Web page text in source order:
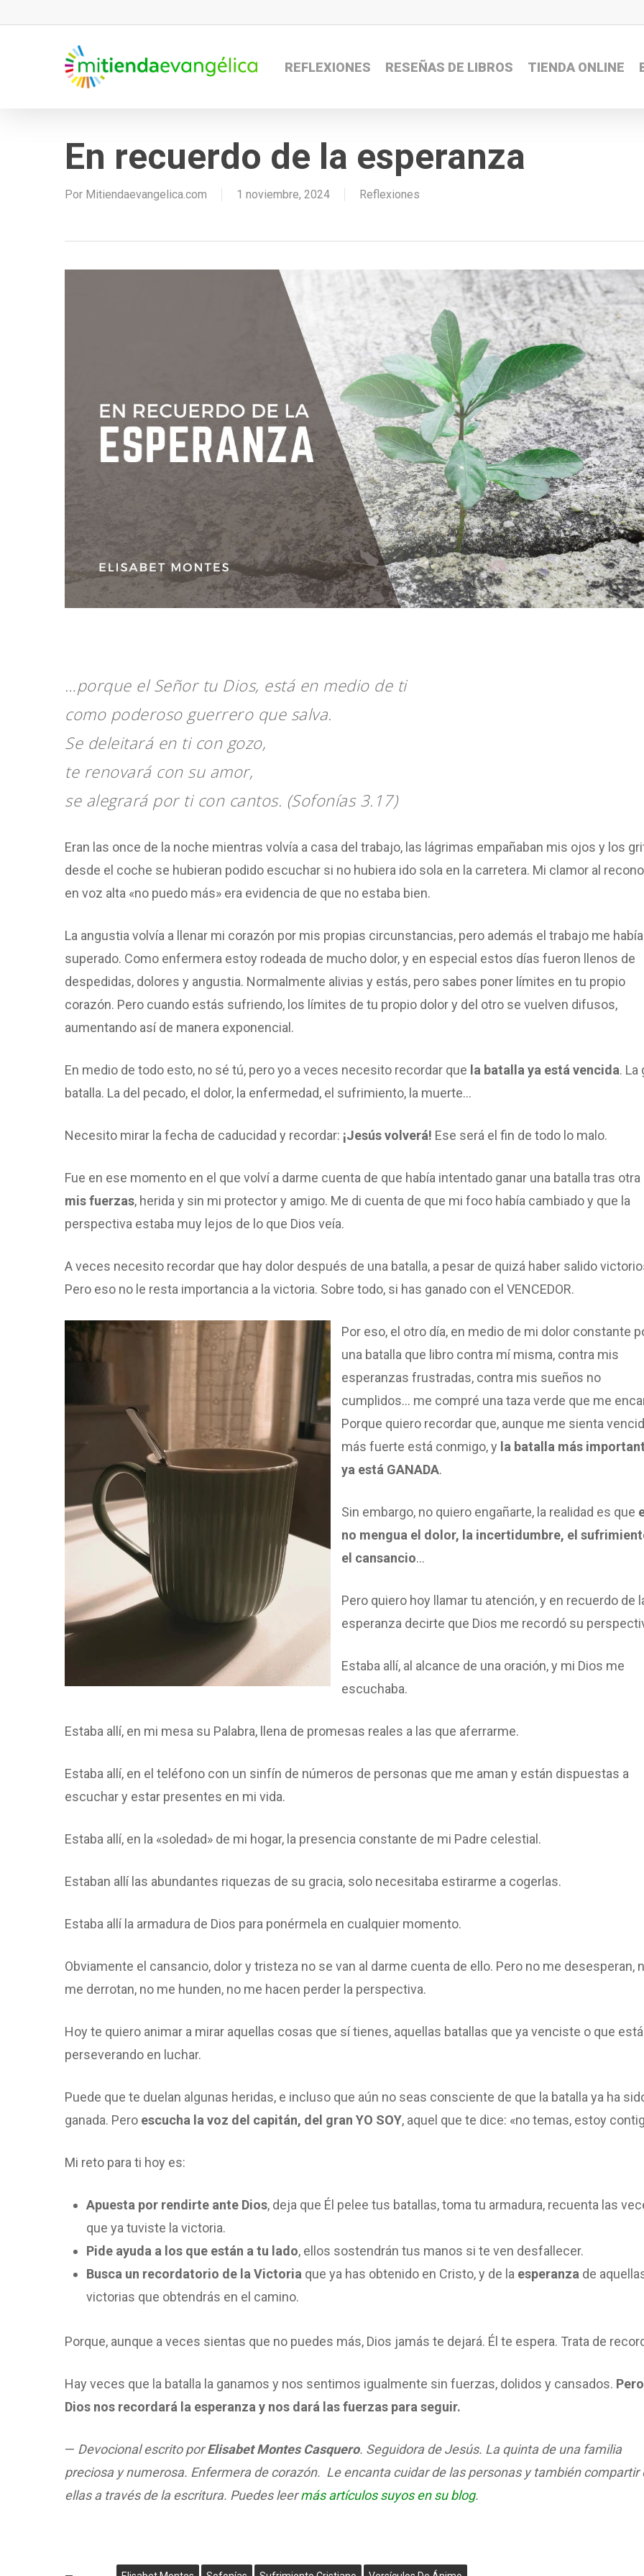
REFLEXIONES RESEÑAS DE LIBROS TIENDA ONLINE
En recuerdo de la esperanza
Por Mitiendaevangelica.com 1 noviembre, 2024 Reflexiones
…porque el Señor tu Dios, está en medio de ti
como poderoso guerrero que salva.
Se deleitará en ti con gozo,
te renovará con su amor,
se alegrará por ti con cantos. (Sofonías 3.17)
Eran las once de la noche mientras volvía a casa del trabajo, las lágrimas empañaban mis ojos y los
desde el coche se hubieran podido escuchar si no hubiera ido sola en la carretera. Mi clamor al
en voz alta «no puedo más» era evidencia de que no estaba bien.
La angustia volvía a llenar mi corazón por mis propias circunstancias, pero además el trabajo me había
superado. Como enfermera estoy rodeada de mucho dolor, y en especial estos días fueron llenos de
despedidas, dolores y angustia. Normalmente alivias y estás, pero sabes poner límites en tu propio
corazón. Pero cuando estás sufriendo, los límites de tu propio dolor y del otro se vuelven difusos,
aumentando así de manera exponencial.
En medio de todo esto, no sé tú, pero yo a veces necesito recordar que la batalla ya está vencida. La
batalla. La del pecado, el dolor, la enfermedad, el sufrimiento, la muerte…
Necesito mirar la fecha de caducidad y recordar: ¡Jesús volverá! Ese será el fin de todo lo malo.
Fue en ese momento en el que volví a darme cuenta de que había intentado ganar una batalla tras otra
mis fuerzas, herida y sin mi protector y amigo. Me di cuenta de que mi foco había cambiado y que la
perspectiva estaba muy lejos de lo que Dios veía.
A veces necesito recordar que hay dolor después de una batalla, a pesar de quizá haber salido
Pero eso no le resta importancia a la victoria. Sobre todo, si has ganado con el VENCEDOR.
Por eso, el otro día, en medio de mi dolor constante
una batalla que libro contra mí misma, contra mis
esperanzas frustradas, contra mis sueños no
cumplidos… me compré una taza verde que me
Porque quiero recordar que, aunque me sienta
más fuerte está conmigo, y la batalla más
ya está GANADA.
Sin embargo, no quiero engañarte, la realidad es que
no mengua el dolor, la incertidumbre, el
el cansancio…
Pero quiero hoy llamar tu atención, y en recuerdo de
esperanza decirte que Dios me recordó su
Estaba allí, al alcance de una oración, y mi Dios me
escuchaba.
Estaba allí, en mi mesa su Palabra, llena de promesas reales a las que aferrarme.
Estaba allí, en el teléfono con un sinfín de números de personas que me aman y están dispuestas a
escuchar y estar presentes en mi vida.
Estaba allí, en la «soledad» de mi hogar, la presencia constante de mi Padre celestial.
Estaban allí las abundantes riquezas de su gracia, solo necesitaba estirarme a cogerlas.
Estaba allí la armadura de Dios para ponérmela en cualquier momento.
Obviamente el cansancio, dolor y tristeza no se van al darme cuenta de ello. Pero no me desesperan,
me derrotan, no me hunden, no me hacen perder la perspectiva.
Hoy te quiero animar a mirar aquellas cosas que sí tienes, aquellas batallas que ya venciste o que
perseverando en luchar.
Puede que te duelan algunas heridas, e incluso que aún no seas consciente de que la batalla ya ha
ganada. Pero escucha la voz del capitán, del gran YO SOY, aquel que te dice: «no temas, estoy
Mi reto para ti hoy es:
Apuesta por rendirte ante Dios, deja que Él pelee tus batallas, toma tu armadura, recuenta las
que ya tuviste la victoria.
Pide ayuda a los que están a tu lado, ellos sostendrán tus manos si te ven desfallecer.
Busca un recordatorio de la Victoria que ya has obtenido en Cristo, y de la esperanza de
victorias que obtendrás en el camino.
Porque, aunque a veces sientas que no puedes más, Dios jamás te dejará. Él te espera. Trata de
Hay veces que la batalla la ganamos y nos sentimos igualmente sin fuerzas, dolidos y cansados. Pero
Dios nos recordará la esperanza y nos dará las fuerzas para seguir.
— Devocional escrito porElisabet Montes Casquero. Seguidora de Jesús. La quinta de una familia
preciosa y numerosa. Enfermera de corazón. Le encanta cuidar de las personas y también compartir
ellas a través de la escritura. Puedes leermás artículos suyos en su blog.